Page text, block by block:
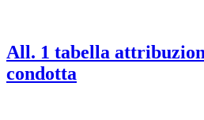
All. 1 tabella
condotta